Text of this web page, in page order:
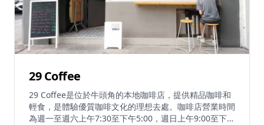
29 Coffee
29 Coffee是位於牛頭角的本地咖啡店，提供精品咖啡和
輕食，是體驗優質咖啡文化的理想去處。咖啡店營業時間
為週一至週六上午7:30至下午5:00，週日上午9:00至下午